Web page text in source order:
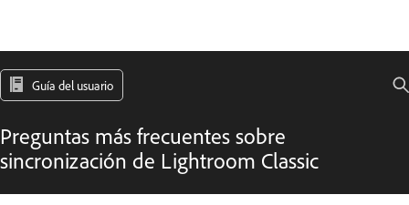
Guía del usuario
Preguntas más frecuentes sobre
sincronización de Lightroom Classic